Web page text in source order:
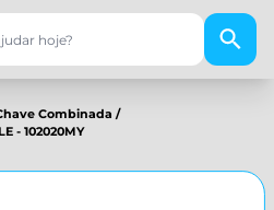
Combinada /
- 102020MY